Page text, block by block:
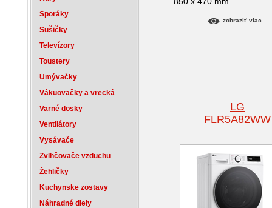
Sporáky
Sušičky
Televízory
Toustery
Umývačky
Vákuovačky a vrecká
Varné dosky
Ventilátory
Vysávače
Zvlhčovače vzduchu
Žehličky
Kuchynske zostavy
Náhradné diely
zobraziť viac
LG
FLR5A82WW